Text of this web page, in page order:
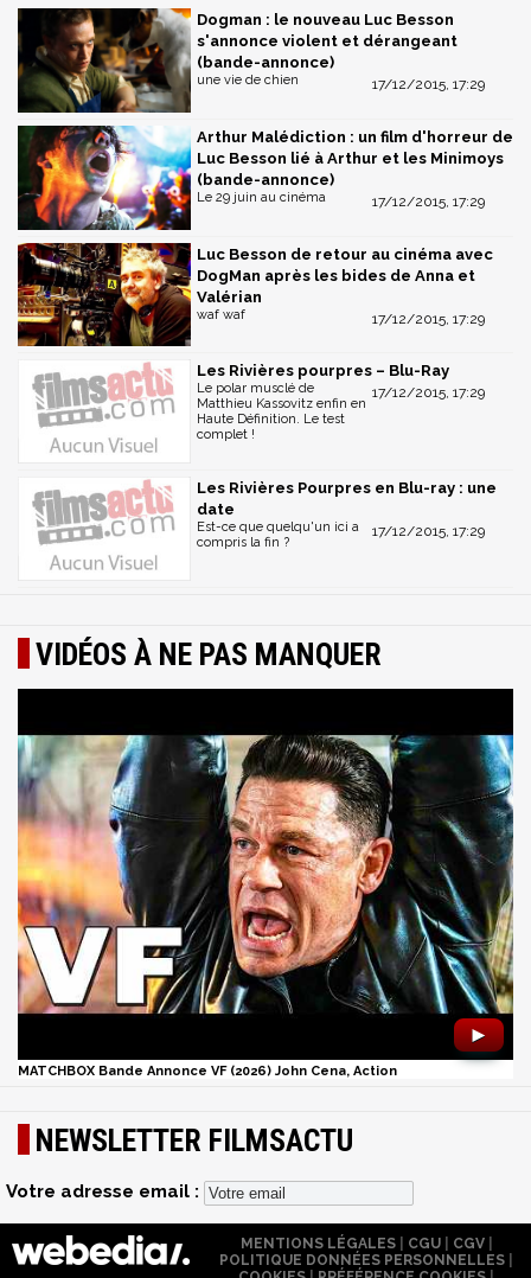
Dogman : le nouveau Luc Besson
s'annonce violent et dérangeant
(bande-annonce)
17/12/2015, 17:29
une vie de chien
Arthur Malédiction : un film d'horreur de
Luc Besson lié à Arthur et les Minimoys
(bande-annonce)
17/12/2015, 17:29
Le 29 juin au cinéma
Luc Besson de retour au cinéma avec
DogMan après les bides de Anna et
Valérian
17/12/2015, 17:29
waf waf
Les Rivières pourpres – Blu-Ray
17/12/2015, 17:29
Le polar musclé de
Matthieu Kassovitz enfin en
Haute Définition. Le test
complet !
Les Rivières Pourpres en Blu-ray : une
date
17/12/2015, 17:29
Est-ce que quelqu'un ici a
compris la fin ?
VIDÉOS À NE PAS MANQUER
►
MATCHBOX Bande Annonce VF (2026) John Cena, Action
NEWSLETTER FILMSACTU
Votre adresse email :
MENTIONS LÉGALES| CGU| CGV|
POLITIQUE DONNÉES PERSONNELLES